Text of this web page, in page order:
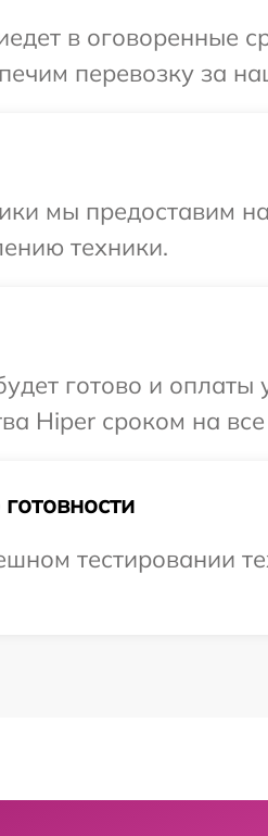
в оговоренные
перевозку за
мы предоставим
техники.
готово и
Hiper сроком на
тестировании